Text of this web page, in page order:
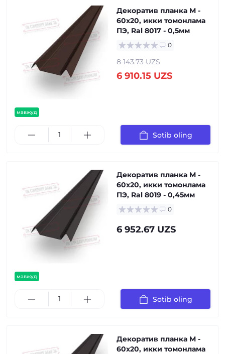
мавжуд
Декоратив планка М -
60х20, икки томонлама
ПЭ, Ral 8017 - 0,5мм
0
8 143.73 UZS
6 910.15 UZS
Sotib oling
мавжуд
Декоратив планка М -
60х20, икки томонлама
ПЭ, Ral 8019 - 0,45мм
0
6 952.67 UZS
Sotib oling
Декоратив планка М -
60х20, икки томонлама